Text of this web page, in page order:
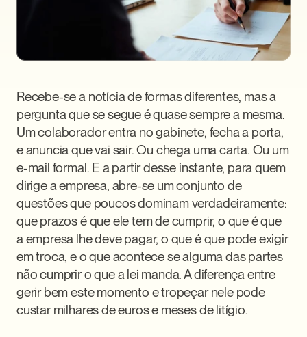
Recebe-se a notícia de formas diferentes, mas a
pergunta que se segue é quase sempre a mesma.
Um colaborador entra no gabinete, fecha a porta,
e anuncia que vai sair. Ou chega uma carta. Ou um
e-mail formal. E a partir desse instante, para quem
dirige a empresa, abre-se um conjunto de
questões que poucos dominam verdadeiramente:
que prazos é que ele tem de cumprir, o que é que
a empresa lhe deve pagar, o que é que pode exigir
em troca, e o que acontece se alguma das partes
não cumprir o que a lei manda. A diferença entre
gerir bem este momento e tropeçar nele pode
custar milhares de euros e meses de litígio.